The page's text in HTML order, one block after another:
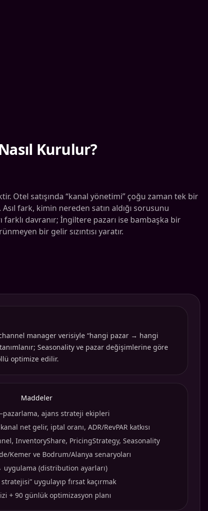
Kurulur?
Otel satışında “kanal yönetimi” çoğu zaman tek bir
fark, kimin nereden satın aldığı sorusunu
farklı davranır; İngiltere pazarı ise bambaşka bir
bir gelir sızıntısı yaratır.
channel manager verisiyle “hangi pazar → hangi
Seasonality ve pazar değişimlerine göre
optimize edilir.
Maddeler
ajans strateji ekipleri
net gelir, iptal oranı, ADR/RevPAR katkısı
InventoryShare, PricingStrategy, Seasonality
Kemer ve Bodrum/Alanya senaryoları
(distribution ayarları)
uygulayıp fırsat kaçırmak
+ 90 günlük optimizasyon planı